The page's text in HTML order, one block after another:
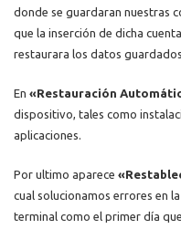
donde se guardaran nuestras
que la inserción de dicha
restaurara los datos guardados.
En «Restauración
dispositivo, tales como
aplicaciones.
Por ultimo aparece
cual solucionamos errores en
terminal como el primer día